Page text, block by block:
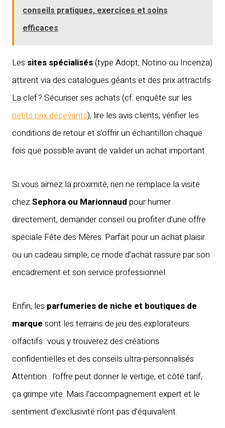
conseils pratiques, exercices et soins
efficaces
Les sites spécialisés(type Adopt, Notino ou Incenza)
attirent via des catalogues géants et des prix attractifs.
La clef ? Sécuriser ses achats (cf. enquête sur les
petits prix décevants), lire les avis clients, vérifier les
conditions de retour et s’offrir un échantillon chaque
fois que possible avant de valider un achat important.
Si vous aimez la proximité, rien ne remplace la visite
chezSephora ou Marionnaud pour humer
directement, demander conseil ou profiter d’une offre
spéciale Fête des Mères. Parfait pour un achat plaisir
ou un cadeau simple, ce mode d’achat rassure par son
encadrement et son service professionnel.
Enfin, les parfumeries de niche et boutiques de
marque sont les terrains de jeu des explorateurs
olfactifs : vous y trouverez des créations
confidentielles et des conseils ultra-personnalisés.
Attention : l’offre peut donner le vertige, et côté tarif,
ça grimpe vite. Mais l’accompagnement expert et le
sentiment d’exclusivité n’ont pas d’équivalent.